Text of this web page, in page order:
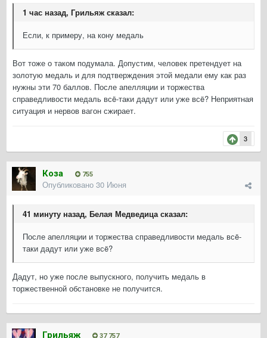
1 час назад, Грильяж сказал:
Если, к примеру, на кону медаль
Вот тоже о таком подумала. Допустим, человек претендует на
золотую медаль и для подтверждения этой медали ему как раз
нужны эти 70 баллов. После апелляции и торжества
справедливости медаль всë-таки дадут или уже всë? Неприятная
ситуация и нервов вагон сжирает.
3
Коза 755
Опубликовано 30 Июня
41 минуту назад, Белая Медведица сказал:
После апелляции и торжества справедливости медаль всë-
таки дадут или уже всë?
Дадут, но уже после выпускного, получить медаль в
торжественной обстановке не получится.
Грильяж 37 757